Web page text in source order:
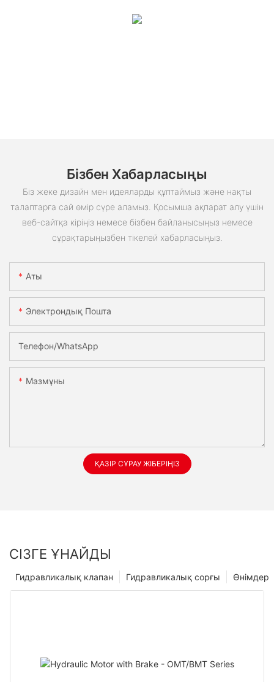
Бізбен Хабарласыңы
Біз жеке дизайн мен идеяларды құптаймыз және нақты
талаптарға сай өмір сүре аламыз. Қосымша ақпарат алу үшін
веб-сайтқа кіріңіз немесе бізбен байланысыңыз немесе
сұрақтарыңызбен тікелей хабарласыңыз.
Аты
Электрондық Пошта
Телефон/whatsApp
Мазмұны
ҚАЗІР СҰРАУ ЖІБЕРІҢІЗ
СІЗГЕ ҰНАЙДЫ
Өнімдер
Гидравликалық сорғы
Гидравликалық клапан